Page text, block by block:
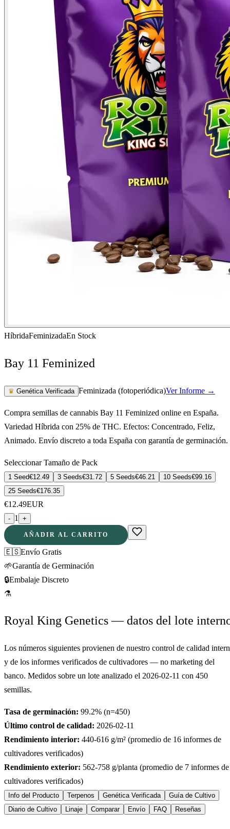
HíbridaFeminizadaEn Stock
Bay 11 Feminized
♛ Genética Verificada Feminizada (fotoperiódica)Ver Informe →
Compra semillas de cannabis Bay 11 Feminized online en España.
Variedad Híbrida con 25% de THC. Efectos: Concentrado, Feliz,
Animado. Envío discreto a toda España con garantía de germinación.
Seleccionar Tamaño de Pack
1 Seed€12.49 3 Seeds€31.72 5 Seeds€46.21 10 Seeds€99.16
25 Seeds€176.35
€12.49EUR
- 1 +
AÑADIR AL CARRITO
🇪🇸Envío Gratis
🌱Garantía de Germinación
🔒Embalaje Discreto
⚗
Royal King Genetics — datos del lote
Los números siguientes provienen de nuestro control de calidad
y de los informes verificados de cultivadores — no marketing del
banco. Medidos sobre un lote analizado el 2026-02-11 con 450
semillas.
Tasa de germinación: 99.2% (n=450)
Último control de calidad: 2026-02-11
Rendimiento interior: 440-616 g/m² (promedio de 16 informes de
cultivadores verificados)
Rendimiento exterior: 562-758 g/planta (promedio de 7 informes de
cultivadores verificados)
Info del Producto Terpenos Genética Verificada
Guía de Cultivo
Diario de Cultivo
Linaje Comparar Envío FAQ Reseñas